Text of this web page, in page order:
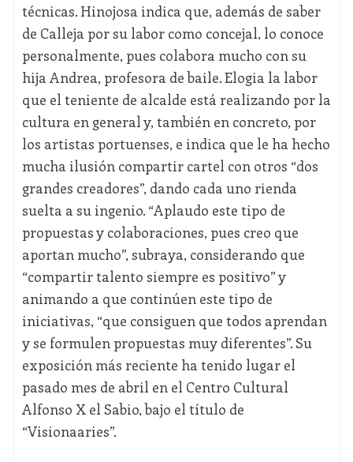
técnicas. Hinojosa indica que, además de saber
de Calleja por su labor como concejal, lo conoce
personalmente, pues colabora mucho con su
hija Andrea, profesora de baile. Elogia la labor
que el teniente de alcalde está realizando por la
cultura en general y, también en concreto, por
los artistas portuenses, e indica que le ha hecho
mucha ilusión compartir cartel con otros “dos
grandes creadores”, dando cada uno rienda
suelta a su ingenio. “Aplaudo este tipo de
propuestas y colaboraciones, pues creo que
aportan mucho”, subraya, considerando que
“compartir talento siempre es positivo” y
animando a que continúen este tipo de
iniciativas, “que consiguen que todos aprendan
y se formulen propuestas muy diferentes”. Su
exposición más reciente ha tenido lugar el
pasado mes de abril en el Centro Cultural
Alfonso X el Sabio, bajo el título de
“Visionaaries”.